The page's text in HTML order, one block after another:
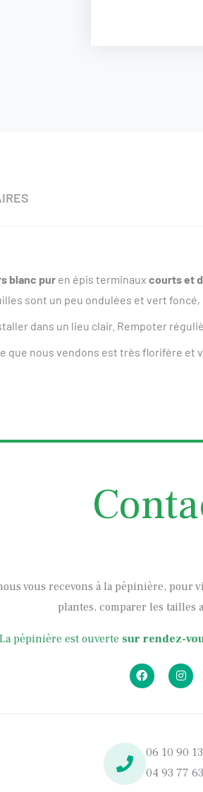
blanc pur en épis terminaux courts et
sont un peu ondulées et vert
dans un lieu clair. Rempoter
que nous vendons est très florifère et
vous recevons à la pépinière,
plantes, comparer les tailles
La pépinière est ouverte sur rendez-
F
a
c
k
I
n
s
a
m
06 10 90
04 93 77